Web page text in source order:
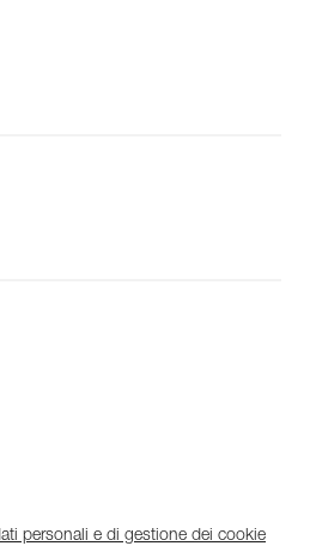
personali e di gestione dei cookie